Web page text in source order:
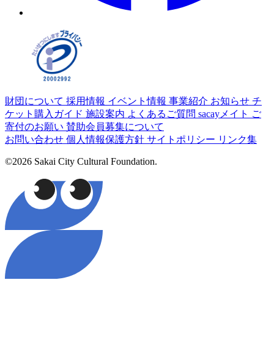
財団について 採用情報 イベント情報 事業紹介 お知らせ チ
ケット購入ガイド 施設案内 よくあるご質問 sacayメイト ご
寄付のお願い 賛助会員募集について
お問い合わせ 個人情報保護方針 サイトポリシー リンク集
©2026 Sakai City Cultural Foundation.